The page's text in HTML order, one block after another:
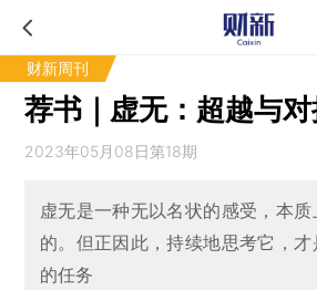
财新周刊
荐书｜虚无：超越与
2023年05月08日第18期
虚无是一种无以名状的感受，本
的。但正因此，持续地思考它，
的任务